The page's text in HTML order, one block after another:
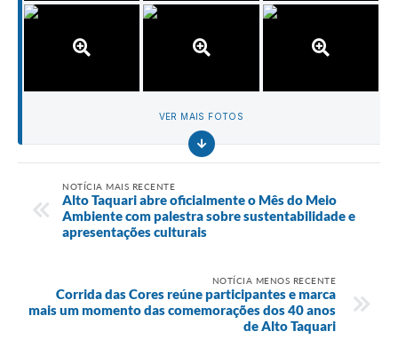
VER MAIS FOTOS
NOTÍCIA MAIS RECENTE
Alto Taquari abre oficialmente o Mês do Meio
Ambiente com palestra sobre sustentabilidade e
apresentações culturais
NOTÍCIA MENOS RECENTE
Corrida das Cores reúne participantes e marca
mais um momento das comemorações dos 40 anos
de Alto Taquari